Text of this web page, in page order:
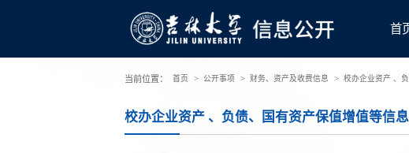
首
当前位置： 首页 > 公开事项 > 财务、资产及收费信息 > 校办企业资产 、
校办企业资产 、负债、国有资产保值增值等信息